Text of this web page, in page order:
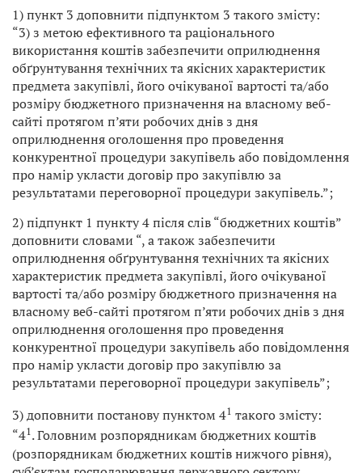
1) пункт 3 доповнити підпунктом 3 такого змісту:
“3) з метою ефективного та раціонального
використання коштів забезпечити оприлюднення
обґрунтування технічних та якісних характеристик
предмета закупівлі, його очікуваної вартості та/або
розміру бюджетного призначення на власному веб-
сайті протягом п’яти робочих днів з дня
оприлюднення оголошення про проведення
конкурентної процедури закупівель або повідомлення
про намір укласти договір про закупівлю за
результатами переговорної процедури закупівель.”;
2) підпункт 1 пункту 4 після слів “бюджетних коштів”
доповнити словами “, а також забезпечити
оприлюднення обґрунтування технічних та якісних
характеристик предмета закупівлі, його очікуваної
вартості та/або розміру бюджетного призначення на
власному веб-сайті протягом п’яти робочих днів з дня
оприлюднення оголошення про проведення
конкурентної процедури закупівель або повідомлення
про намір укласти договір про закупівлю за
результатами переговорної процедури закупівель”;
3) доповнити постанову пунктом 41 такого змісту:
“41. Головним розпорядникам бюджетних коштів
(розпорядникам бюджетних коштів нижчого рівня),